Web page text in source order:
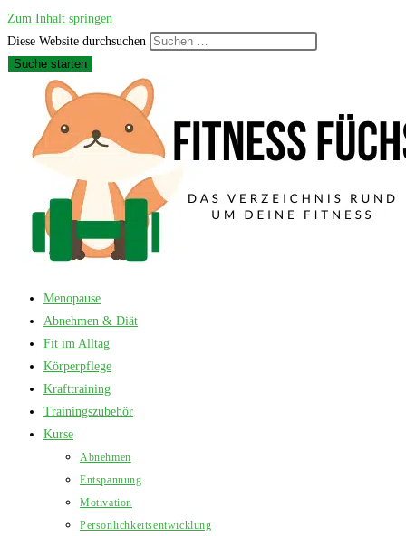
Zum Inhalt springen
Diese Website durchsuchen
Suche starten
Menopause
Abnehmen & Diät
Fit im Alltag
Körperpflege
Krafttraining
Trainingszubehör
Kurse
Abnehmen
Entspannung
Motivation
Persönlichkeitsentwicklung